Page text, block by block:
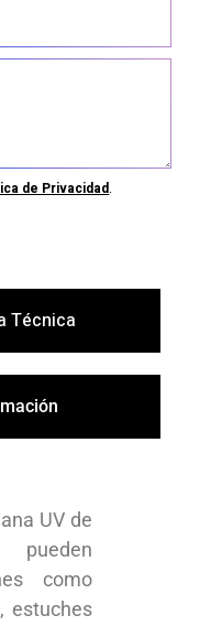
de Privacidad.
Técnica
UV de
como
estuches